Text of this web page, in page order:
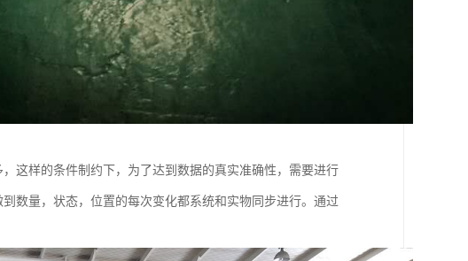
这样的条件制约下，为了达到数据的真实准确性，需要进行
数量，状态，位置的每次变化都系统和实物同步进行。通过